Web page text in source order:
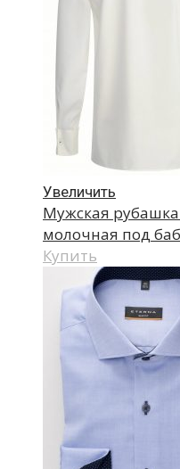
Увеличить
Мужская
молочная под
Купить